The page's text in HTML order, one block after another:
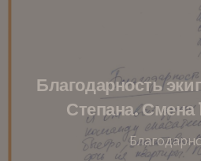
Благодарность
Степана. Смена